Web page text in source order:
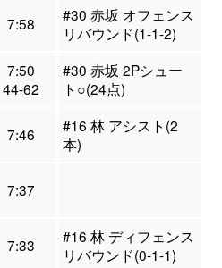
7:58
#30 赤坂 オフェンス
リバウンド(1-1-2)
7:50
44-62
#30 赤坂 2Pシュー
ト○(24点)
7:46
#16 林 アシスト(2
本)
7:37
7:33
#16 林 ディフェンス
リバウンド(0-1-1)